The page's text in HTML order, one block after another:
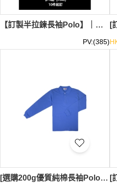
【訂製半拉鍊長袖Polo】｜立領開半胸設計｜修身剪裁｜袖口拇指孔細節｜高彈力氨綸面料｜純色無印花圖案｜長袖半拉鍊Polo公司 SKP242-SY-S9893#
PV:(385)
[選購200g優質純棉長袖Polo衫]｜20s凸紋布 吸濕排汗｜袖口收口設計 防風保暖｜香港現貨 SKP234-HK-SUNHINO-022